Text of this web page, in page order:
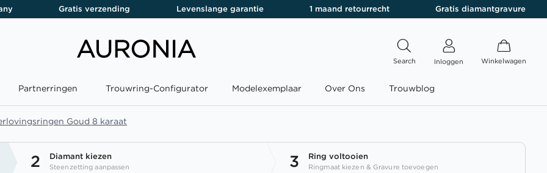
Gratis verzending Levenslange garantie 1 maand retourrecht Gratis diamantgravure
Search Inloggen Winkelwagen
Partnerringen Trouwring-Configurator Modelexemplaar Over Ons Trouwblog
Goud 8 karaat
2 Diamant kiezen
Steenzetting aanpassen 3 Ring voltooien
Ringmaat kiezen & Gravure toevoegen